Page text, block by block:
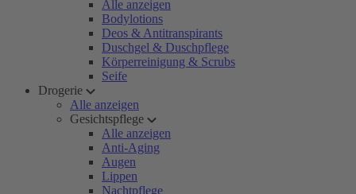
Alle anzeigen
Bodylotions
Deos & Antitranspirants
Duschgel & Duschpflege
Körperreinigung & Scrubs
Seife
Drogerie
Alle anzeigen
Gesichtspflege
Alle anzeigen
Anti-Aging
Augen
Lippen
Nachtpflege